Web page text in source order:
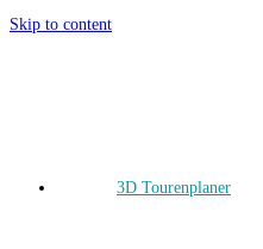
Skip to content
3D Tourenplaner